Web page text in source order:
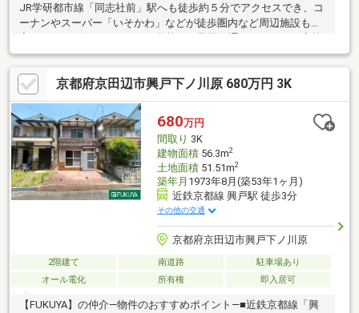
JR学研都市線「同志社前」駅へも徒歩約５分でアクセスでき、コ
ーナンやスーパー「いそかわ」などが徒歩圏内など周辺施設も充
様にもおすすめしたいお家です！土地面積約３０坪、５DK、水回
り等リフォーム歴あり（平成25年にキッチン・トイレ・浴室・洗
面台新調、1階フローリングバリアフリー化）、室内丁寧にお使い
です☆リフォーム相談、新築のご相談も承ります♪お気軽にお問
い合わせください☆
京都府京田辺市興戸下ノ川原 680万円 3K
680万円
間取り 3K
建物面積56.3m2
土地面積51.51m2
築年月 1973年8月(築53年1ヶ月)
近鉄京都線 興戸駅 徒歩3分
その他の交通
京都府京田辺市興戸下ノ川原
2階建て 南道路
駐車場あり
オール電化
所有権 即入居可
【FUKUYA】の仲介―物件のおすすめポイント―■近鉄京都線「興